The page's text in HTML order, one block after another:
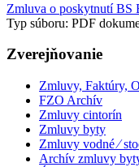
Zmluva o poskytnutí BS
Typ súboru: PDF
Zverejňovanie
Zmluvy, Faktúry,
FZO Archív
Zmluvy cintorín
Zmluvy byty
Zmluvy vodné ⁄
Archív zmluvy